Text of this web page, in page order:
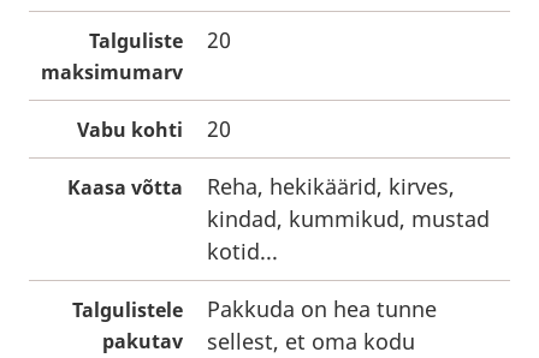
Talguliste
maksimumarv
20
Vabu kohti 20
Kaasa võtta
Reha, hekikäärid, kirves,
kindad, kummikud, mustad
kotid...
Talgulistele
pakutav
Pakkuda on hea tunne
sellest, et oma kodu